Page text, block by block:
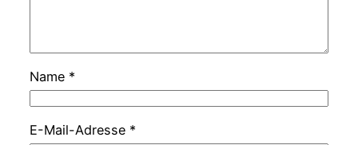
Name *
E-Mail-Adresse *